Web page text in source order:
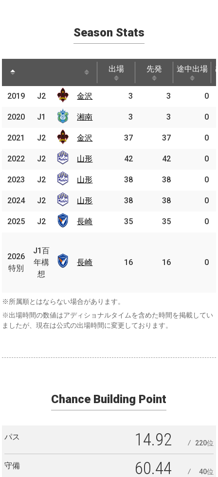
Season Stats
出場 先発 途中出場
途中出場
2019 金沢 3 3 0
2020 湘南 3 3 0
2021 金沢 37 37 0
2022 山形 42 42 0
2023 山形 38 38 0
2024 山形 38 38 0
2025 長崎 35 35 0
2026
特別
百
年
長崎 16 16 0
2019 J2 金沢
2020 J1 湘南
2021 J2 金沢
2022 J2 山形
2023 J2 山形
2024 J2 山形
2025 J2 長崎
2026
特別
J1百
年構
想
長崎
※所属順とはならない場合があります。
※出場時間の数値はアディショナルタイムを含めた時間を掲載してい
ましたが、現在は公式の出場時間に変更しております。
Chance Building Point
パス 14.92 220位
守備 60.44 40位